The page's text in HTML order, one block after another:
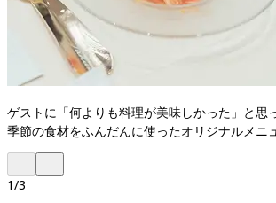
ゲストに「何よりも料理が美味しかった」と思
季節の食材をふんだんに使ったオリジナルメニ
1/3